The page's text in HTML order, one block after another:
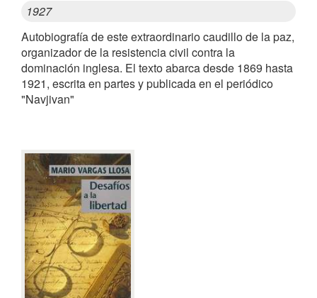
1927
Autobiografía de este extraordinario caudillo de la paz,
organizador de la resistencia civil contra la
dominación inglesa. El texto abarca desde 1869 hasta
1921, escrita en partes y publicada en el periódico
"Navjivan"